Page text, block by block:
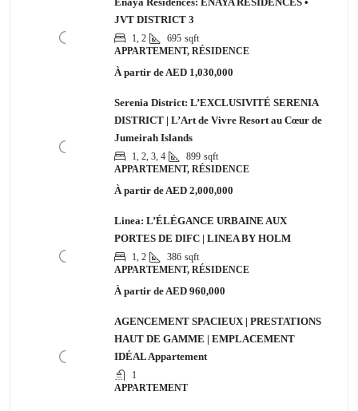
JVT DISTRICT 3
1, 2 695 sqft
APPARTEMENT, RÉSIDENCE
À partir de AED 1,030,000
Serenia District: L’EXCLUSIVITÉ SERENIA
DISTRICT | L’Art de Vivre Resort au Cœur de
Jumeirah Islands
1, 2, 3, 4 899 sqft
APPARTEMENT, RÉSIDENCE
À partir de AED 2,000,000
Linea: L’ÉLÉGANCE URBAINE AUX
PORTES DE DIFC | LINEA BY HOLM
1, 2 386 sqft
APPARTEMENT, RÉSIDENCE
À partir de AED 960,000
AGENCEMENT SPACIEUX | PRESTATIONS
HAUT DE GAMME | EMPLACEMENT
IDÉAL Appartement
1
APPARTEMENT